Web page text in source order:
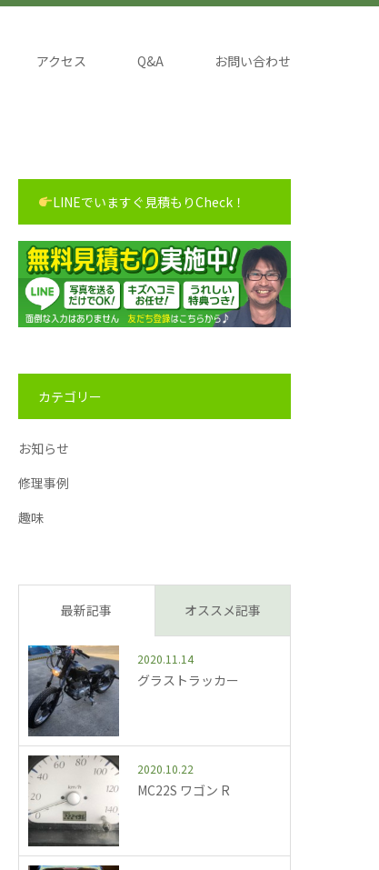
アクセス Q&A お問い合わせ
LINEでいますぐ見積もりCheck！
カテゴリー
お知らせ
修理事例
趣味
最新記事 オススメ記事
2020.11.14
グラストラッカー
2020.10.22
MC22S ワゴン R